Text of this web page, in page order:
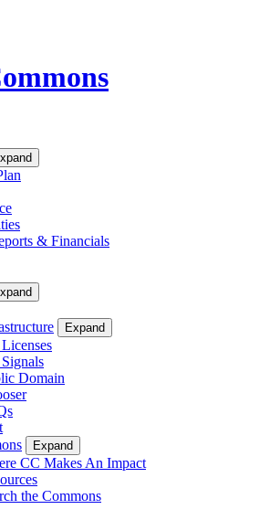
& Financials
Expand
Domain
Expand
CC Makes An Impact
the Commons